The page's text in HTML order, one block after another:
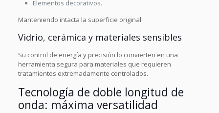
Elementos decorativos.
Manteniendo intacta la superficie original.
Vidrio, cerámica y materiales sensibles
Su control de energía y precisión lo convierten en una
herramienta segura para materiales que requieren
tratamientos extremadamente controlados.
Tecnología de doble longitud de
onda: máxima versatilidad